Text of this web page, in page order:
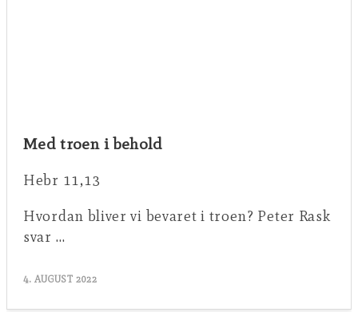
Med troen i behold
Hebr 11,13
Hvordan bliver vi bevaret i troen? Peter Rask
svar …
4. AUGUST 2022